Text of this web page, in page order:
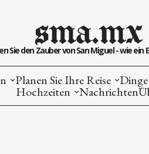
sma.mx
Sie den Zauber von San Miguel - wie ein
Planen Sie Ihre Reise
Hochzeiten Nachrichten